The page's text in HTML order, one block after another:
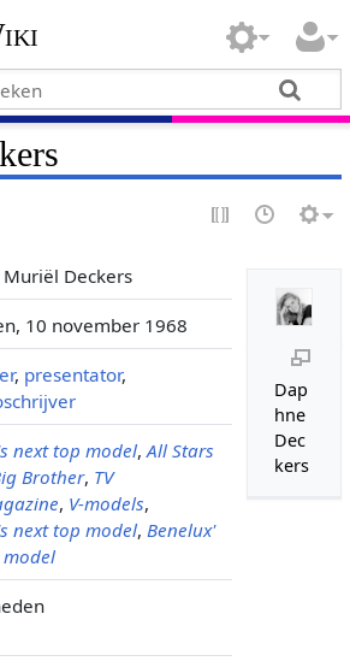
Dap
hne
Dec
kers
Deckers
10 november 1968
, presentator,
next top model, All Stars
Brother, TV
, V-models,
next top model, Benelux'